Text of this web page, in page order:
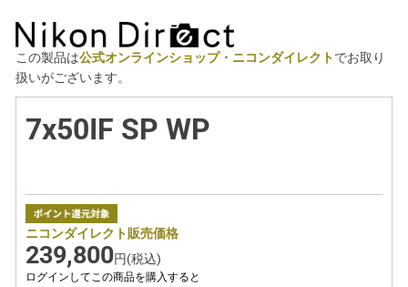
この製品は公式オンラインショップ・ニコンダイレクトでお取り
扱いがございます。
7x50IF SP WP
ニコンダイレクト販売価格
239,800円(税込)
ログインしてこの商品を購入すると